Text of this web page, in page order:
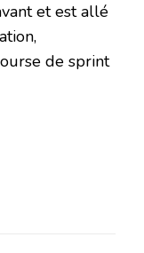
et est allé
de sprint